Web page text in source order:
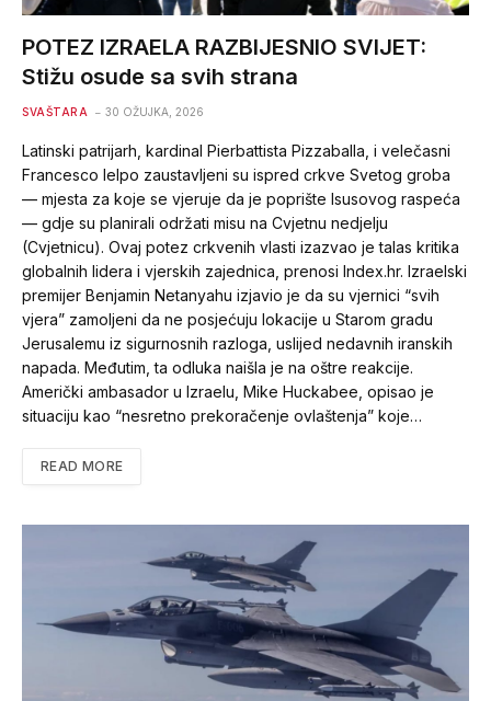
POTEZ IZRAELA RAZBIJESNIO SVIJET:
Stižu osude sa svih strana
SVAŠTARA 30 OŽUJKA, 2026
Latinski patrijarh, kardinal Pierbattista Pizzaballa, i velečasni
Francesco Ielpo zaustavljeni su ispred crkve Svetog groba
— mjesta za koje se vjeruje da je poprište Isusovog raspeća
— gdje su planirali održati misu na Cvjetnu nedjelju
(Cvjetnicu). Ovaj potez crkvenih vlasti izazvao je talas kritika
globalnih lidera i vjerskih zajednica, prenosi Index.hr. Izraelski
premijer Benjamin Netanyahu izjavio je da su vjernici “svih
vjera” zamoljeni da ne posjećuju lokacije u Starom gradu
Jerusalemu iz sigurnosnih razloga, uslijed nedavnih iranskih
napada. Međutim, ta odluka naišla je na oštre reakcije.
Američki ambasador u Izraelu, Mike Huckabee, opisao je
situaciju kao “nesretno prekoračenje ovlaštenja” koje…
READ MORE